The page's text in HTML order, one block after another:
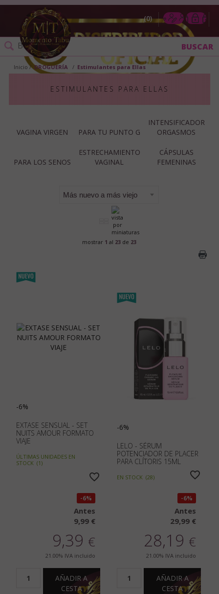
0
Inicio DROGUERÍA Estimulantes para Ellas
ESTIMULANTES PARA ELLAS
VAGINA VIRGEN PARA TU PUNTO G
INTENSIFICADOR
ORGASMOS
PARA LOS SENOS
ESTRECHAMIENTO
VAGINAL
CÁPSULAS
FEMENINAS
mostrar 1 al 23 de 23
-6%
EXTASE SENSUAL - SET
NUITS AMOUR FORMATO
VIAJE
ÚLTIMAS UNIDADES EN
STOCK (1 )
6%
Antes
9,99 €
9,39 €
21.00% IVA incluido
AÑADIR A
CESTA
-6%
LELO - SÉRUM
POTENCIADOR DE PLACER
PARA CLÍTORIS 15ML
EN STOCK (28)
6%
Antes
29,99 €
28,19 €
21.00% IVA incluido
AÑADIR A
CESTA